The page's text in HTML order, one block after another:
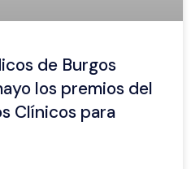
de Burgos
los premios del
Clínicos para